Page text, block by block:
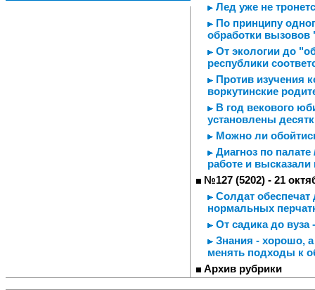
Лед уже не
По принципу
обработки
От экологии до
республики
Против изучения
воркутинские
В год векового
установлены
Можно ли
Диагноз по
работе и
№127 (5202) - 21
Солдат обеспечат
нормальных
От садика до вуза
Знания - хорошо,
менять подходы к
Архив рубрики